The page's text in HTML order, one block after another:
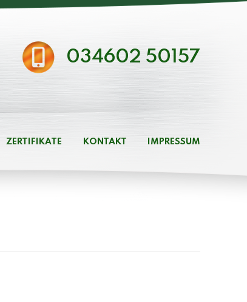
034602 50157
ZERTIFIKATE KONTAKT IMPRESSUM